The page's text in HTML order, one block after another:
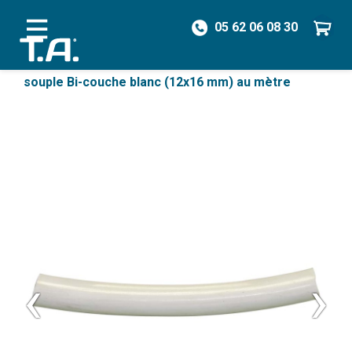
05 62 06 08 30
/ Pièces détachées
souple Bi-couche blanc (12x16 mm) au mètre
‹ ›